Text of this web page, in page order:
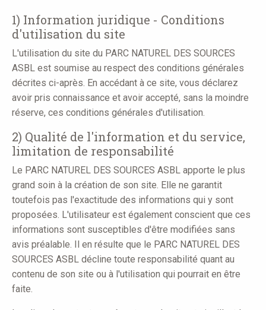
1) Information juridique - Conditions
d'utilisation du site
L'utilisation du site du PARC NATUREL DES SOURCES
ASBL est soumise au respect des conditions générales
décrites ci-après. En accédant à ce site, vous déclarez
avoir pris connaissance et avoir accepté, sans la moindre
réserve, ces conditions générales d'utilisation.
2) Qualité de l'information et du service,
limitation de responsabilité
Le PARC NATUREL DES SOURCES ASBL apporte le plus
grand soin à la création de son site. Elle ne garantit
toutefois pas l'exactitude des informations qui y sont
proposées. L'utilisateur est également conscient que ces
informations sont susceptibles d'être modifiées sans
avis préalable. Il en résulte que le PARC NATUREL DES
SOURCES ASBL décline toute responsabilité quant au
contenu de son site ou à l'utilisation qui pourrait en être
faite.